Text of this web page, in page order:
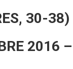
30-38)
2016